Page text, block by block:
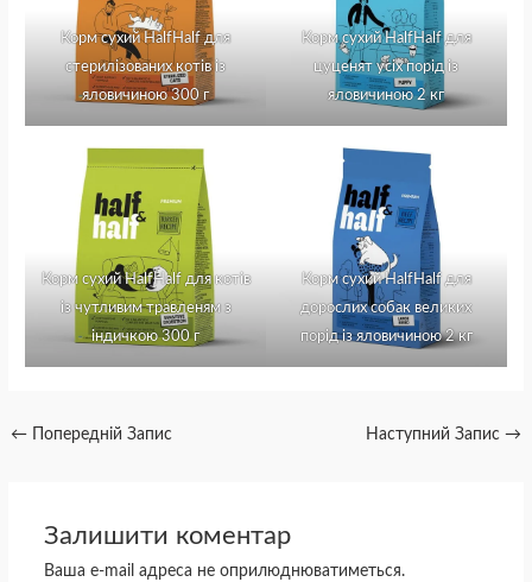
Корм сухий HalfHalf для
стерилізованих котів із
яловичиною 300 г
Корм сухий HalfHalf для
цуценят усіх порід із
яловичиною 2 кг
Корм сухий HalfHalf для котів
із чутливим травленям з
індичкою 300 г
Корм сухий HalfHalf для
дорослих собак великих
порід із яловичиною 2 кг
← Попередній Запис Наступний Запис →
Залишити коментар
Ваша e-mail адреса не оприлюднюватиметься.